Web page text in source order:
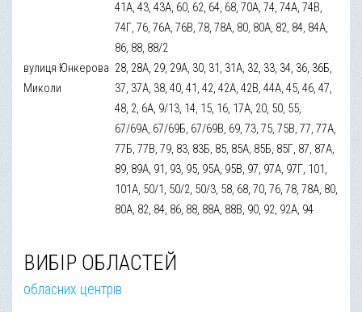
41А, 43, 43А, 60, 62, 64, 68, 70А, 74, 74А, 74В,
74Г, 76, 76А, 76В, 78, 78А, 80, 80А, 82, 84, 84А,
86, 88, 88/2
вулиця Юнкерова
Миколи
28, 28А, 29, 29А, 30, 31, 31А, 32, 33, 34, 36, 36Б,
37, 37А, 38, 40, 41, 42, 42А, 42В, 44А, 45, 46, 47,
48, 2, 6А, 9/13, 14, 15, 16, 17А, 20, 50, 55,
67/69А, 67/69Б, 67/69В, 69, 73, 75, 75В, 77, 77А,
77Б, 77В, 79, 83, 83Б, 85, 85А, 85Б, 85Г, 87, 87А,
89, 89А, 91, 93, 95, 95А, 95В, 97, 97А, 97Г, 101,
101А, 50/1, 50/2, 50/3, 58, 68, 70, 76, 78, 78А, 80,
80А, 82, 84, 86, 88, 88А, 88В, 90, 92, 92А, 94
ВИБІР ОБЛАСТЕЙ
обласних центрів